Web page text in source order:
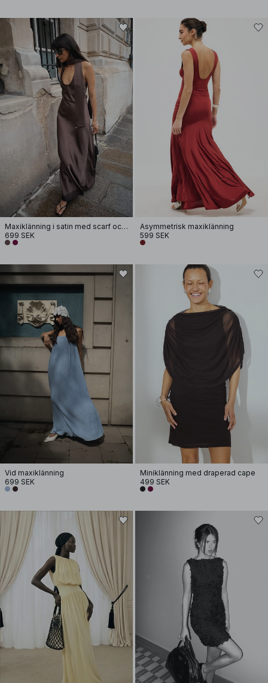
Maxiklänning i satin med scarf och rund halsringning
699 SEK
Asymmetrisk maxiklänning
599 SEK
Vid maxiklänning
699 SEK
Miniklänning med draperad cape
499 SEK